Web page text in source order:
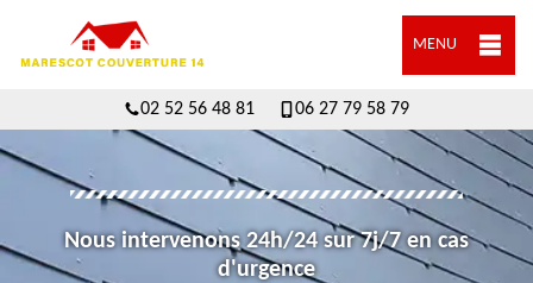
MENU
02 52 56 48 81 06 27 79 58 79
Nous intervenons 24h/24 sur 7j/7 en cas
d'urgence